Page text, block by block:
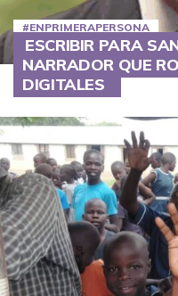
#ENPRIMERAPERSONA
ESCRIBIR PARA
NARRADOR QUE
DIGITALES